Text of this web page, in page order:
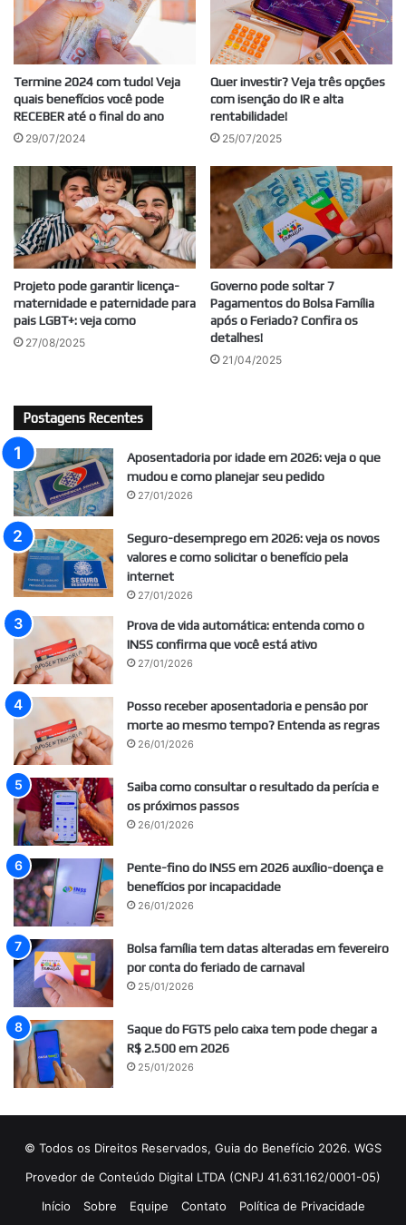
Termine 2024 com tudo! Veja
quais benefícios você pode
RECEBER até o final do ano
29/07/2024
Quer investir? Veja três opções
com isenção do IR e alta
rentabilidade!
25/07/2025
Projeto pode garantir licença-
maternidade e paternidade para
pais LGBT+: veja como
27/08/2025
Governo pode soltar 7
Pagamentos do Bolsa Família
após o Feriado? Confira os
detalhes!
21/04/2025
Postagens Recentes
Aposentadoria por idade em 2026: veja o que
mudou e como planejar seu pedido
27/01/2026
Seguro-desemprego em 2026: veja os novos
valores e como solicitar o benefício pela
internet
27/01/2026
Prova de vida automática: entenda como o
INSS confirma que você está ativo
27/01/2026
Posso receber aposentadoria e pensão por
morte ao mesmo tempo? Entenda as regras
26/01/2026
Saiba como consultar o resultado da perícia e
os próximos passos
26/01/2026
Pente-fino do INSS em 2026 auxílio-doença e
benefícios por incapacidade
26/01/2026
Bolsa família tem datas alteradas em fevereiro
por conta do feriado de carnaval
25/01/2026
Saque do FGTS pelo caixa tem pode chegar a
R$ 2.500 em 2026
25/01/2026
© Todos os Direitos Reservados, Guia do Benefício 2026. WGS
Provedor de Conteúdo Digital LTDA (CNPJ 41.631.162/0001-05)
Início
Sobre Equipe Contato Política de Privacidade